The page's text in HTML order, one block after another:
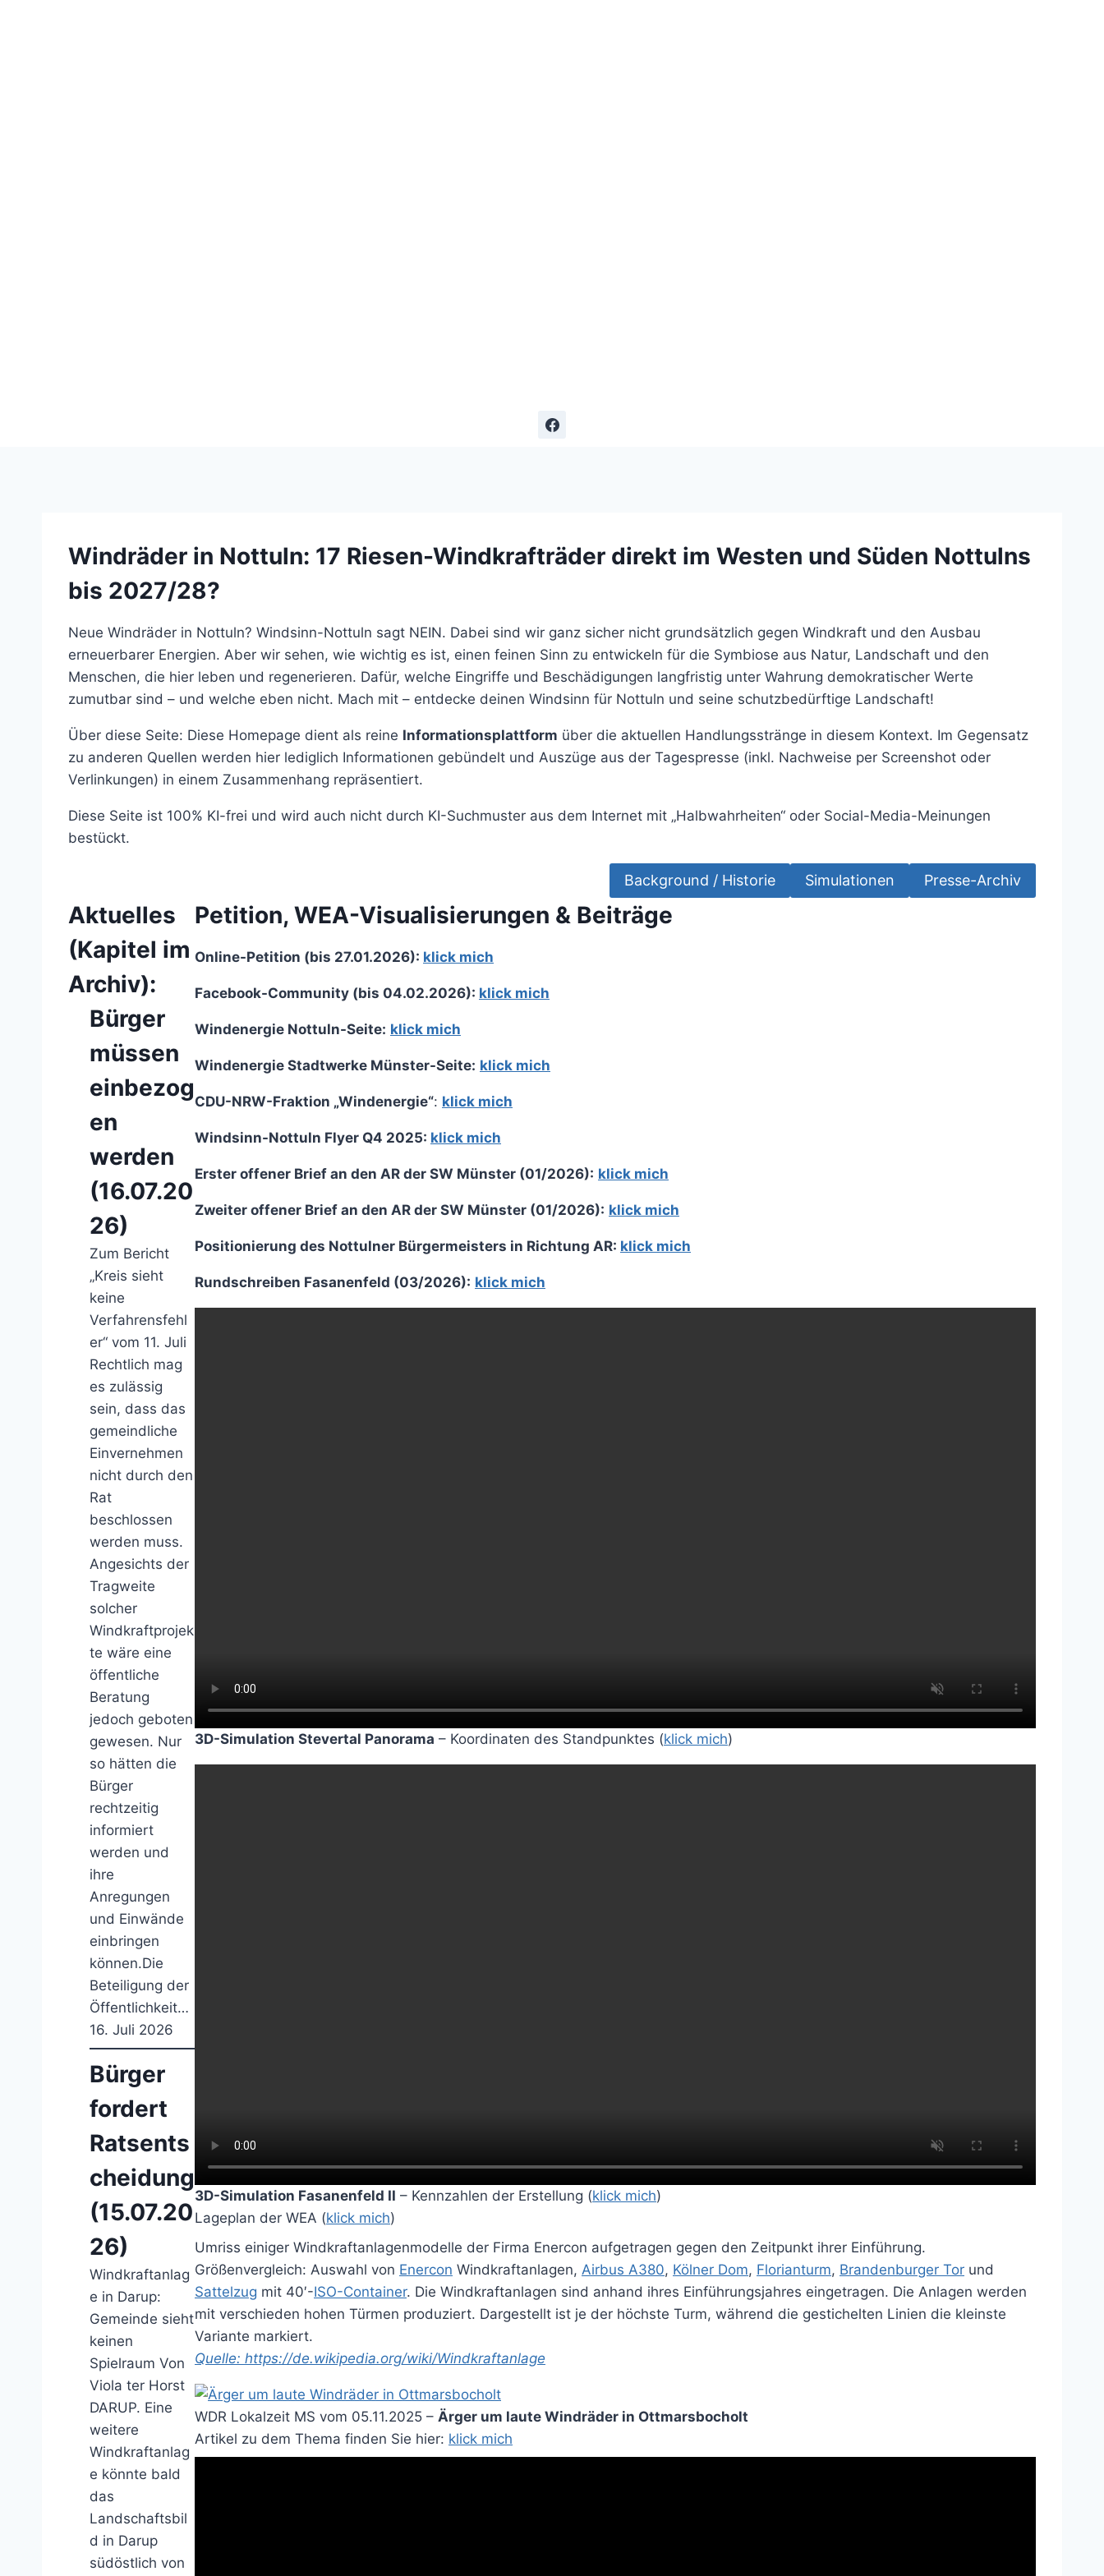
Windräder in Nottuln: 17 Riesen-Windkrafträder direkt im Westen und Süden Nottulns
bis 2027/28?
Neue Windräder in Nottuln? Windsinn-Nottuln sagt NEIN. Dabei sind wir ganz sicher nicht grundsätzlich gegen Windkraft und den Ausbau
erneuerbarer Energien. Aber wir sehen, wie wichtig es ist, einen feinen Sinn zu entwickeln für die Symbiose aus Natur, Landschaft und den
Menschen, die hier leben und regenerieren. Dafür, welche Eingriffe und Beschädigungen langfristig unter Wahrung demokratischer Werte
zumutbar sind – und welche eben nicht. Mach mit – entdecke deinen Windsinn für Nottuln und seine schutzbedürftige Landschaft!
Über diese Seite: Diese Homepage dient als reine Informationsplattform über die aktuellen Handlungsstränge in diesem Kontext. Im Gegensatz
zu anderen Quellen werden hier lediglich Informationen gebündelt und Auszüge aus der Tagespresse (inkl. Nachweise per Screenshot oder
Verlinkungen) in einem Zusammenhang repräsentiert.
Diese Seite ist 100% KI-frei und wird auch nicht durch KI-Suchmuster aus dem Internet mit „Halbwahrheiten“ oder Social-Media-Meinungen
bestückt.
Aktuelles
(Kapitel im
Archiv):
Bürger
müssen
einbezog
en
werden
(16.07.20
26)
Zum Bericht
„Kreis sieht
keine
Verfahrensfehl
er“ vom 11. Juli
Rechtlich mag
es zulässig
sein, dass das
gemeindliche
Einvernehmen
nicht durch den
Rat
beschlossen
werden muss.
Angesichts der
Tragweite
solcher
Windkraftprojek
te wäre eine
öffentliche
Beratung
jedoch geboten
gewesen. Nur
so hätten die
Bürger
rechtzeitig
informiert
werden und
ihre
Anregungen
und Einwände
einbringen
können.Die
Beteiligung der
Öffentlichkeit…
16. Juli 2026
Bürger
fordert
Ratsents
cheidung
(15.07.20
26)
Windkraftanlag
e in Darup:
Gemeinde sieht
keinen
Spielraum Von
Viola ter Horst
DARUP. Eine
weitere
Windkraftanlag
e könnte bald
das
Landschaftsbil
d in Darup
südöstlich von
Background / Historie Simulationen Presse-Archiv
Petition, WEA-Visualisierungen & Beiträge
Online-Petition (bis 27.01.2026): klick mich
Facebook-Community (bis 04.02.2026): klick mich
Windenergie Nottuln-Seite: klick mich
Windenergie Stadtwerke Münster-Seite: klick mich
CDU-NRW-Fraktion „Windenergie“: klick mich
Windsinn-Nottuln Flyer Q4 2025: klick mich
Erster offener Brief an den AR der SW Münster (01/2026): klick mich
Zweiter offener Brief an den AR der SW Münster (01/2026): klick mich
Positionierung des Nottulner Bürgermeisters in Richtung AR: klick mich
Rundschreiben Fasanenfeld (03/2026): klick mich
3D-Simulation Stevertal Panorama – Koordinaten des Standpunktes (klick mich)
3D-Simulation Fasanenfeld II – Kennzahlen der Erstellung (klick mich)
Lageplan der WEA (klick mich)
Umriss einiger Windkraftanlagenmodelle der Firma Enercon aufgetragen gegen den Zeitpunkt ihrer Einführung.
Größenvergleich: Auswahl von Enercon Windkraftanlagen, Airbus A380, Kölner Dom, Florianturm, Brandenburger Tor und
Sattelzug mit 40′-ISO-Container. Die Windkraftanlagen sind anhand ihres Einführungsjahres eingetragen. Die Anlagen werden
mit verschieden hohen Türmen produziert. Dargestellt ist je der höchste Turm, während die gestichelten Linien die kleinste
Variante markiert.
Quelle: https://de.wikipedia.org/wiki/Windkraftanlage
WDR Lokalzeit MS vom 05.11.2025 – Ärger um laute Windräder in Ottmarsbocholt
Artikel zu dem Thema finden Sie hier: klick mich